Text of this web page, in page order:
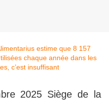
2025 Siège de la